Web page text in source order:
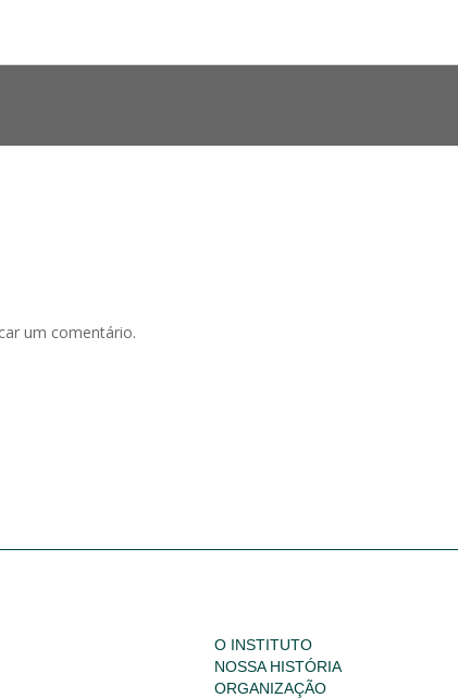
um comentário.
O INSTITUTO
NOSSA HISTÓRIA
ORGANIZAÇÃO